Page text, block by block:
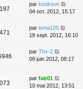
par koukoun
04 oct. 2012, 15:17
par isma125
18 sept. 2012, 16:10
par Thx-2
09 juin 2012, 08:17
par fab01
10 mai 2012, 13:51